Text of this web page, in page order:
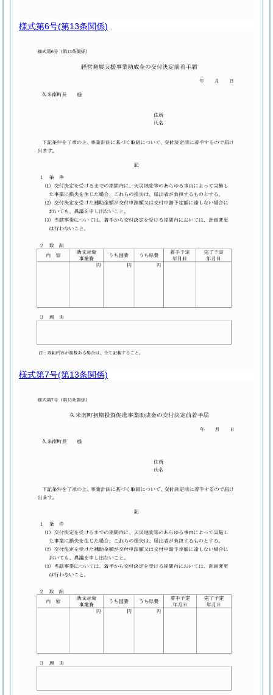
様式第6号(第13条関係)
様式第7号(第13条関係)